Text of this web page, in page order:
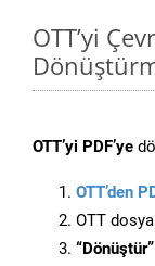
OTT’yi
OTT’yi PDF’ye
OTT’den
OTT
“Dönüştür”